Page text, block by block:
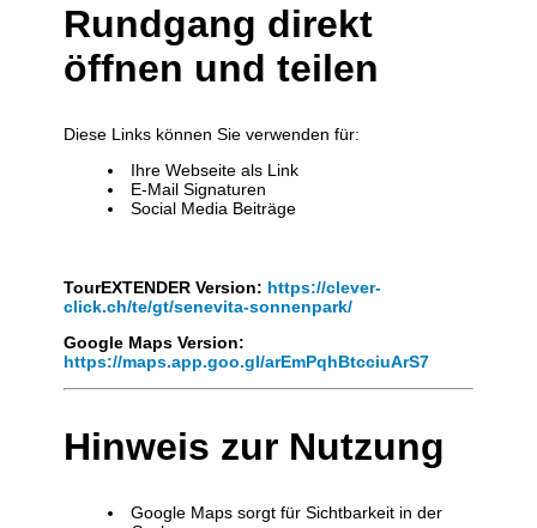
Rundgang direkt
öffnen und teilen
Diese Links können Sie verwenden für:
Ihre Webseite als Link
E-Mail Signaturen
Social Media Beiträge
TourEXTENDER Version: https://clever-
click.ch/te/gt/senevita-sonnenpark/
Google Maps Version:
https://maps.app.goo.gl/arEmPqhBtcciuArS7
Hinweis zur Nutzung
Google Maps sorgt für Sichtbarkeit in der